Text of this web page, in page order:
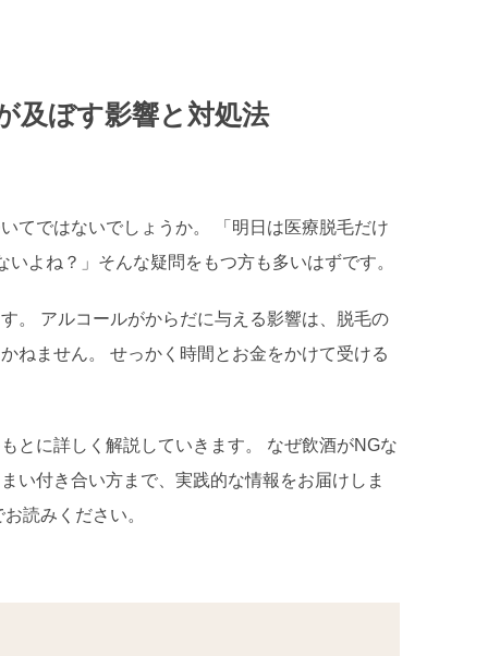
及ぼす影響と対処法
てではないでしょうか。 「明日は医療脱毛だけ
よね？」そんな疑問をもつ方も多いはずです。
。 アルコールがからだに与える影響は、脱毛の
ねません。 せっかく時間とお金をかけて受ける
とに詳しく解説していきます。 なぜ飲酒がNGな
い付き合い方まで、実践的な情報をお届けしま
読みください。